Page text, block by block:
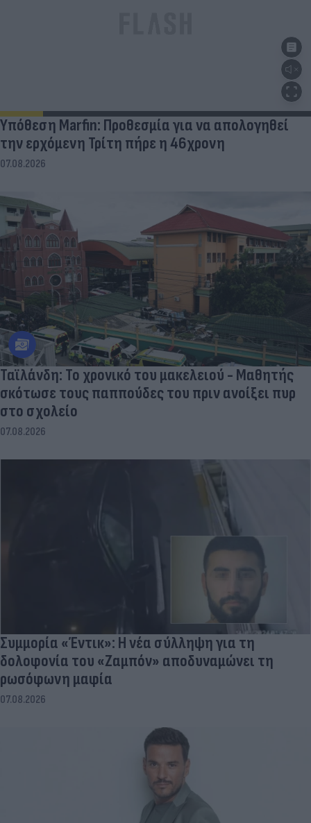
Υπόθεση Marfin: Προθεσμία για να απολογηθεί
την ερχόμενη Τρίτη πήρε η 46χρονη
07.08.2026
Ταϊλάνδη: Το χρονικό του μακελειού - Μαθητής
σκότωσε τους παππούδες του πριν ανοίξει πυρ
στο σχολείο
07.08.2026
Συμμορία «Έντικ»: Η νέα σύλληψη για τη
δολοφονία του «Ζαμπόν» αποδυναμώνει τη
ρωσόφωνη μαφία
07.08.2026